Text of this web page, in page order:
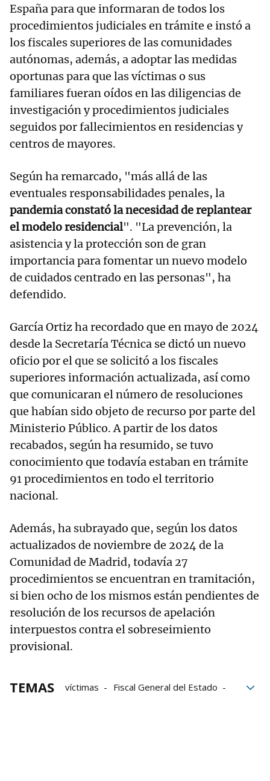
España para que informaran de todos los
procedimientos judiciales en trámite e instó a
los fiscales superiores de las comunidades
autónomas, además, a adoptar las medidas
oportunas para que las víctimas o sus
familiares fueran oídos en las diligencias de
investigación y procedimientos judiciales
seguidos por fallecimientos en residencias y
centros de mayores.
Según ha remarcado, "más allá de las
eventuales responsabilidades penales, la
pandemia constató la necesidad de replantear
el modelo residencial". "La prevención, la
asistencia y la protección son de gran
importancia para fomentar un nuevo modelo
de cuidados centrado en las personas", ha
defendido.
García Ortiz ha recordado que en mayo de 2024
desde la Secretaría Técnica se dictó un nuevo
oficio por el que se solicitó a los fiscales
superiores información actualizada, así como
que comunicaran el número de resoluciones
que habían sido objeto de recurso por parte del
Ministerio Público. A partir de los datos
recabados, según ha resumido, se tuvo
conocimiento que todavía estaban en trámite
91 procedimientos en todo el territorio
nacional.
Además, ha subrayado que, según los datos
actualizados de noviembre de 2024 de la
Comunidad de Madrid, todavía 27
procedimientos se encuentran en tramitación,
si bien ocho de los mismos están pendientes de
resolución de los recursos de apelación
interpuestos contra el sobreseimiento
provisional.
TEMAS víctimas
Fiscal General del Estado